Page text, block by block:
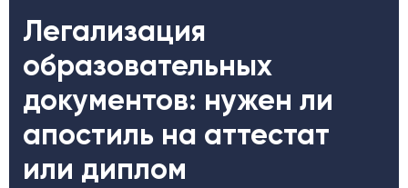
Легализация
образовательных
документов: нужен ли
апостиль на аттестат
или диплом